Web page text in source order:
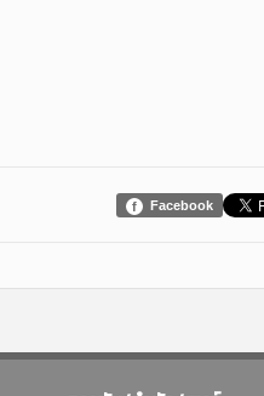
Facebook